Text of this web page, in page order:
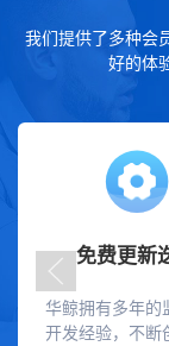
我们提供了多种会
好的体
免费更新
华鲸拥有多年的
开发经验，不断